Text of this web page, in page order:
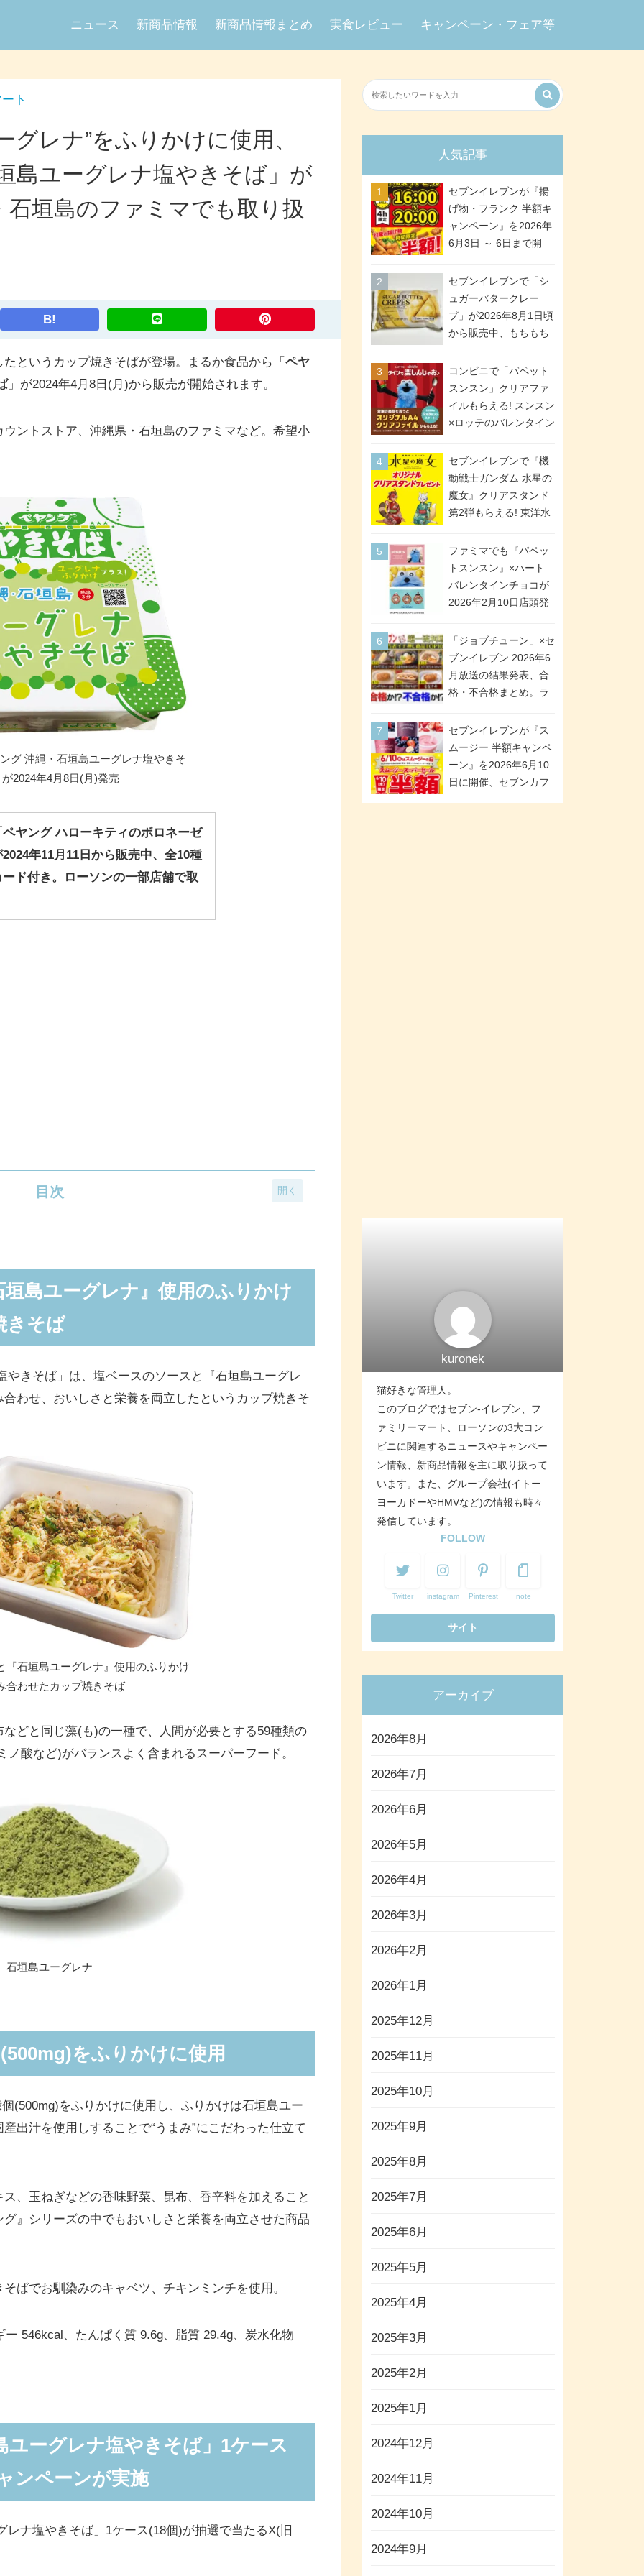
ニュース 新商品情報 新商品情報まとめ 実食レビュー キャンペーン・フェア等
ト
グレナ”をふりかけに使用、
島ユーグレナ塩やきそば」が
石垣島のファミマでも取り扱
B!
というカップ焼きそばが登場。まるか食品から「 ペヤ
」が2024年4月8日(月)から販売が開始されます。
ントストア、沖縄県・石垣島のファミマなど。希望小
グ 沖縄・石垣島ユーグレナ塩やきそ
が2024年4月8日(月)発売
ヤング ハローキティのボロネーゼ
年11月11日から販売中、全10種
ド付き。ローソンの一部店舗で取
目次
ふりかけに使用
塩やきそば」1ケースが当たるX(旧Twitter)キャンペ
島ユーグレナ』使用のふりかけ
きそば
きそば」は、塩ベースのソースと『石垣島ユーグレ
わせ、おいしさと栄養を両立したというカップ焼きそ
『石垣島ユーグレナ』使用のふりかけ
合わせたカップ焼きそば
どと同じ藻(も)の一種で、人間が必要とする59種類の
酸など)がバランスよく含まれるスーパーフード。
石垣島ユーグレナ
をふりかけに使用
(500mg)をふりかけに使用し、ふりかけは石垣島ユー
出汁を使用しすることで“うまみ”にこだわった仕立て
、玉ねぎなどの香味野菜、昆布、香辛料を加えること
』シリーズの中でもおいしさと栄養を両立させた商品
ばでお馴染みのキャベツ、チキンミンチを使用。
546kcal、たんぱく質 9.6g、脂質 29.4g、炭水化物
ユーグレナ塩やきそば」1ケース
ンペーンが実施
ナ塩やきそば」1ケース(18個)が抽選で当たるX(旧
人気記事
セブンイレブンが『揚
げ物・フランク 半額キ
ャンペーン』を2026年
6月3日 ～ 6日まで開
などが「揚げ物スーパ
ーセール」でお得に! 各
日16:00 ～ 20:00の4時
間限定で実施。ななチ
メリカンドッグが税抜
セブンイレブンで「シ
ュガーバタークレー
プ」が2026年8月1日頃
から販売中、もちもち
シュガー＆バターをレ
ンジアップで手軽に楽
しめる冷凍食品。2個入
り
コンビニで「パペット
スンスン」クリアファ
イルもらえる! スンスン
×ロッテのバレンタイン
スタート。セブン、フ
ァミマ、ローソンの3社
で異なるデザイン＆対
象商品
セブンイレブンで『機
動戦士ガンダム 水星の
魔女』クリアスタンド
第2弾もらえる! 東洋水
ペーンが2026年5月26
日スタート。浴衣＆た
ぬき・キツネ姿のスレ
ッタ / ミオリネ / グエ
号・5号) / シャディク
が全6種のクリアスタン
ドになって登場!
ファミマでも『パペッ
トスンスン』×ハート
バレンタインチョコが
2026年2月10日店頭発
チョコ」「チョコ缶」
「ツインギフト」が登
場
「ジョブチューン」×セ
ブンイレブン 2026年6
月放送の結果発表、合
格・不合格まとめ。ラ
合格「金のハンバー
グ」。満場一致合格数
は6商品、合格数は2商
品。TVerでの見逃し配
セブンイレブンが『ス
ムージー 半額キャンペ
ーン』を2026年6月10
日に開催、セブンカフ
kuronek
猫好きな管理人。
このブログではセブン-イレブン、フ
ァミリーマート、ローソンの3大コン
ビニに関連するニュースやキャンペー
ン情報、新商品情報を主に取り扱って
います。また、グループ会社(イトー
ヨーカドーやHMVなど)の情報も時々
発信しています。
FOLLOW
Twitter instagram Pinterest note
アーカイブ
2026年8月
2026年7月
2026年6月
2026年5月
2026年4月
2026年3月
2026年2月
2026年1月
2025年12月
2025年11月
2025年10月
2025年9月
2025年8月
2025年7月
2025年6月
2025年5月
2025年4月
2025年3月
2025年2月
2025年1月
2024年12月
2024年11月
2024年10月
2024年9月